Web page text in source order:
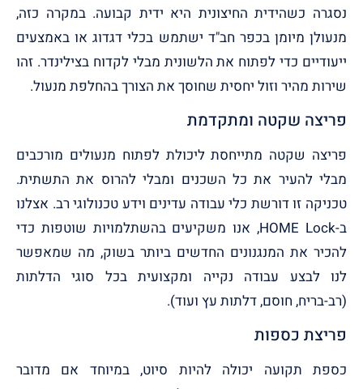
נסגרה כשהידית החיצונית היא ידית קבועה. במקרה כזה,
מנעולן מיומן בכפר חב"ד ישתמש בכלי דגדוג או באמצעים
ייעודיים כדי לפתוח את הלשונית מבלי לקדוח בצילינדר. זהו
שירות מהיר וזול יחסית שחוסך את הצורך בהחלפת מנעול.
פריצה שקטה ומתקדמת
פריצה שקטה מתייחסת ליכולת לפתוח מנעולים מורכבים
מבלי להעיר את כל השכנים ומבלי להרוס את התשתית.
טכניקה זו דורשת כלי עבודה עדינים וידע טכנולוגי רב. אצלנו
ב-HOME Lock, אנו משקיעים בהשתלמויות שוטפות כדי
להכיר את המנגנונים החדשים ביותר בשוק, מה שמאפשר
לנו לבצע עבודה נקייה ומקצועית בכל סוגי הדלתות
(רב-בריח, חוסם, דלתות עץ ועוד).
פריצת כספות
כספת תקועה יכולה להיות סיוט, במיוחד אם מדובר